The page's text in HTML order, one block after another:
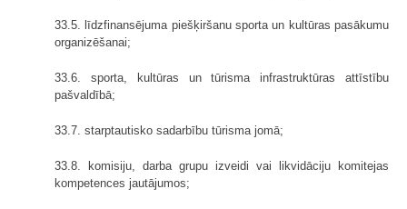
33.5. līdzfinansējuma piešķiršanu sporta un kultūras pasākumu
organizēšanai;
33.6. sporta, kultūras un tūrisma infrastruktūras attīstību
pašvaldībā;
33.7. starptautisko sadarbību tūrisma jomā;
33.8. komisiju, darba grupu izveidi vai likvidāciju komitejas
kompetences jautājumos;